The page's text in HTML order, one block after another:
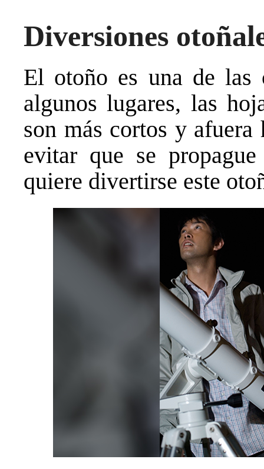
Diversiones
El otoño es una de las
algunos lugares, las
son más cortos y
evitar que se
quiere divertirse este